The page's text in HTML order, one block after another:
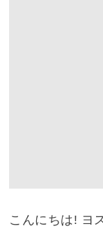
こんにちは! ヨ